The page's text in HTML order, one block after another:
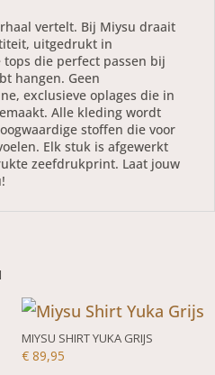
vertelt. Bij Miysu draait
uitgedrukt in
die perfect passen bij
hangen. Geen
exclusieve oplages die in
Alle kleding wordt
stoffen die voor
Elk stuk is afgewerkt
zeefdrukprint. Laat jouw
MIYSU SHIRT YUKA GRIJS
€89,95